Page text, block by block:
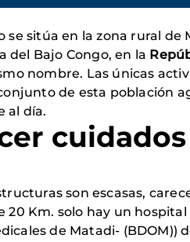
se sitúa en la zona rural
del Bajo Congo, en la
nombre. Las únicas
de esta población
al día.
son escasas,
20 Km. solo hay un
de Matadi-